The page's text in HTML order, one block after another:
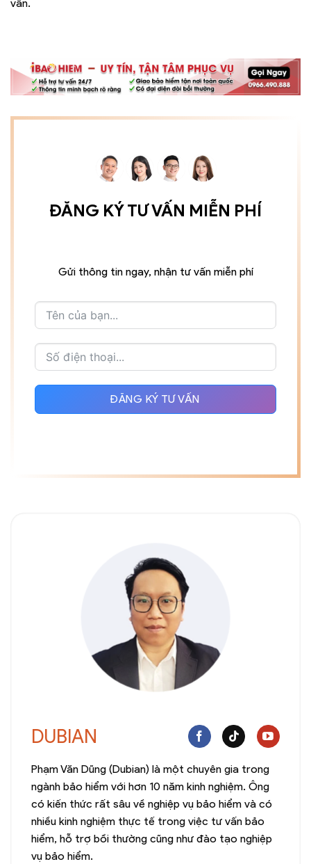
vấn.
ĐĂNG KÝ TƯ VẤN MIỄN PHÍ
Gửi thông tin ngay, nhận tư vấn miễn phí
ĐĂNG KÝ TƯ VẤN
DUBIAN
Phạm Văn Dũng (Dubian) là một chuyên gia trong
ngành bảo hiểm với hơn 10 năm kinh nghiệm. Ông
có kiến thức rất sâu về nghiệp vụ bảo hiểm và có
nhiều kinh nghiệm thực tế trong việc tư vấn bảo
hiểm, hỗ trợ bồi thường cũng như đào tạo nghiệp
vụ bảo hiểm.